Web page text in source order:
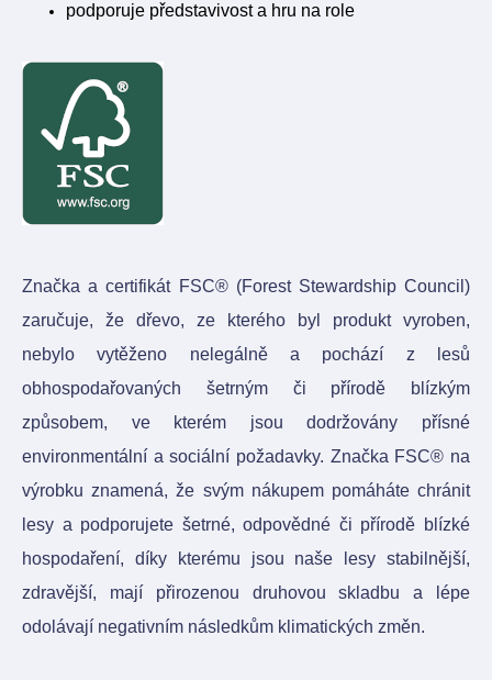
podporuje představivost a hru na role
Značka a certifikát FSC® (Forest Stewardship Council)
zaručuje, že dřevo, ze kterého byl produkt vyroben,
nebylo vytěženo nelegálně a pochází z lesů
obhospodařovaných šetrným či přírodě blízkým
způsobem, ve kterém jsou dodržovány přísné
environmentální a sociální požadavky. Značka FSC® na
výrobku znamená, že svým nákupem pomáháte chránit
lesy a podporujete šetrné, odpovědné či přírodě blízké
hospodaření, díky kterému jsou naše lesy stabilnější,
zdravější, mají přirozenou druhovou skladbu a lépe
odolávají negativním následkům klimatických změn.